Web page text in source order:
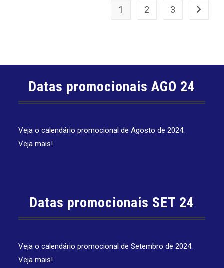
1 2 3 Ir para
Datas promocionais AGO 24
Veja o calendário promocional de Agosto de 2024.
Veja mais!
Datas promocionais SET 24
Veja o calendário promocional de Setembro de 2024.
Veja mais!